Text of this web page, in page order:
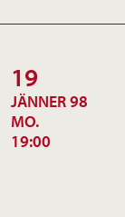
19
JÄNNER 98
MO.
19:00